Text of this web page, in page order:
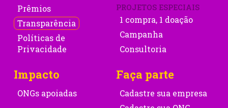
Prêmios
Transparência
Políticas de
Privacidade
PROJETOS ESPECIAIS
1 compra, 1 doação
Campanha
Consultoria
Impacto
ONGs apoiadas
Faça parte
Cadastre sua empresa